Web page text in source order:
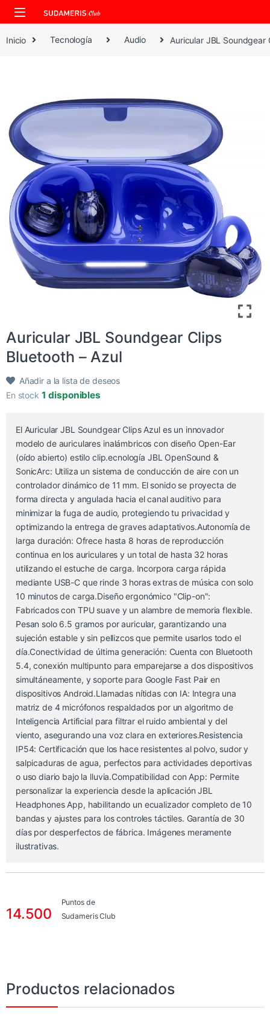
Skip to navigation
Skip to content
Inicio Tecnología Audio ​Auricular JBL Soundgear
​Auricular JBL Soundgear Clips
Bluetooth – Azul
Añadir a la lista de deseos
En stock 1 disponibles
El Auricular JBL Soundgear Clips Azul es un innovador
modelo de auriculares inalámbricos con diseño Open-Ear
(oído abierto) estilo clip.ecnología JBL OpenSound &
SonicArc: Utiliza un sistema de conducción de aire con un
controlador dinámico de 11 mm. El sonido se proyecta de
forma directa y angulada hacia el canal auditivo para
minimizar la fuga de audio, protegiendo tu privacidad y
optimizando la entrega de graves adaptativos.Autonomía de
larga duración: Ofrece hasta 8 horas de reproducción
continua en los auriculares y un total de hasta 32 horas
utilizando el estuche de carga. Incorpora carga rápida
mediante USB-C que rinde 3 horas extras de música con solo
10 minutos de carga.Diseño ergonómico "Clip-on":
Fabricados con TPU suave y un alambre de memoria flexible.
Pesan solo 6.5 gramos por auricular, garantizando una
sujeción estable y sin pellizcos que permite usarlos todo el
día.Conectividad de última generación: Cuenta con Bluetooth
5.4, conexión multipunto para emparejarse a dos dispositivos
simultáneamente, y soporte para Google Fast Pair en
dispositivos Android.Llamadas nítidas con IA: Integra una
matriz de 4 micrófonos respaldados por un algoritmo de
Inteligencia Artificial para filtrar el ruido ambiental y del
viento, asegurando una voz clara en exteriores.Resistencia
IP54: Certificación que los hace resistentes al polvo, sudor y
salpicaduras de agua, perfectos para actividades deportivas
o uso diario bajo la lluvia.Compatibilidad con App: Permite
personalizar la experiencia desde la aplicación JBL
Headphones App, habilitando un ecualizador completo de 10
bandas y ajustes para los controles táctiles. Garantía de 30
días por desperfectos de fábrica. Imágenes meramente
ilustrativas.
14.500
Puntos de
Sudameris Club
Productos relacionados